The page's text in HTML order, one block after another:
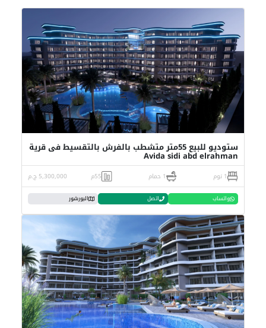
ستوديو للبيع 55متر متشطب بالفرش بالتقسيط فى قرية
Avida sidi abd elrahman
1 نوم 1 حمام 55م 5,300,000 ج.م
واتساب اتصل البورشور